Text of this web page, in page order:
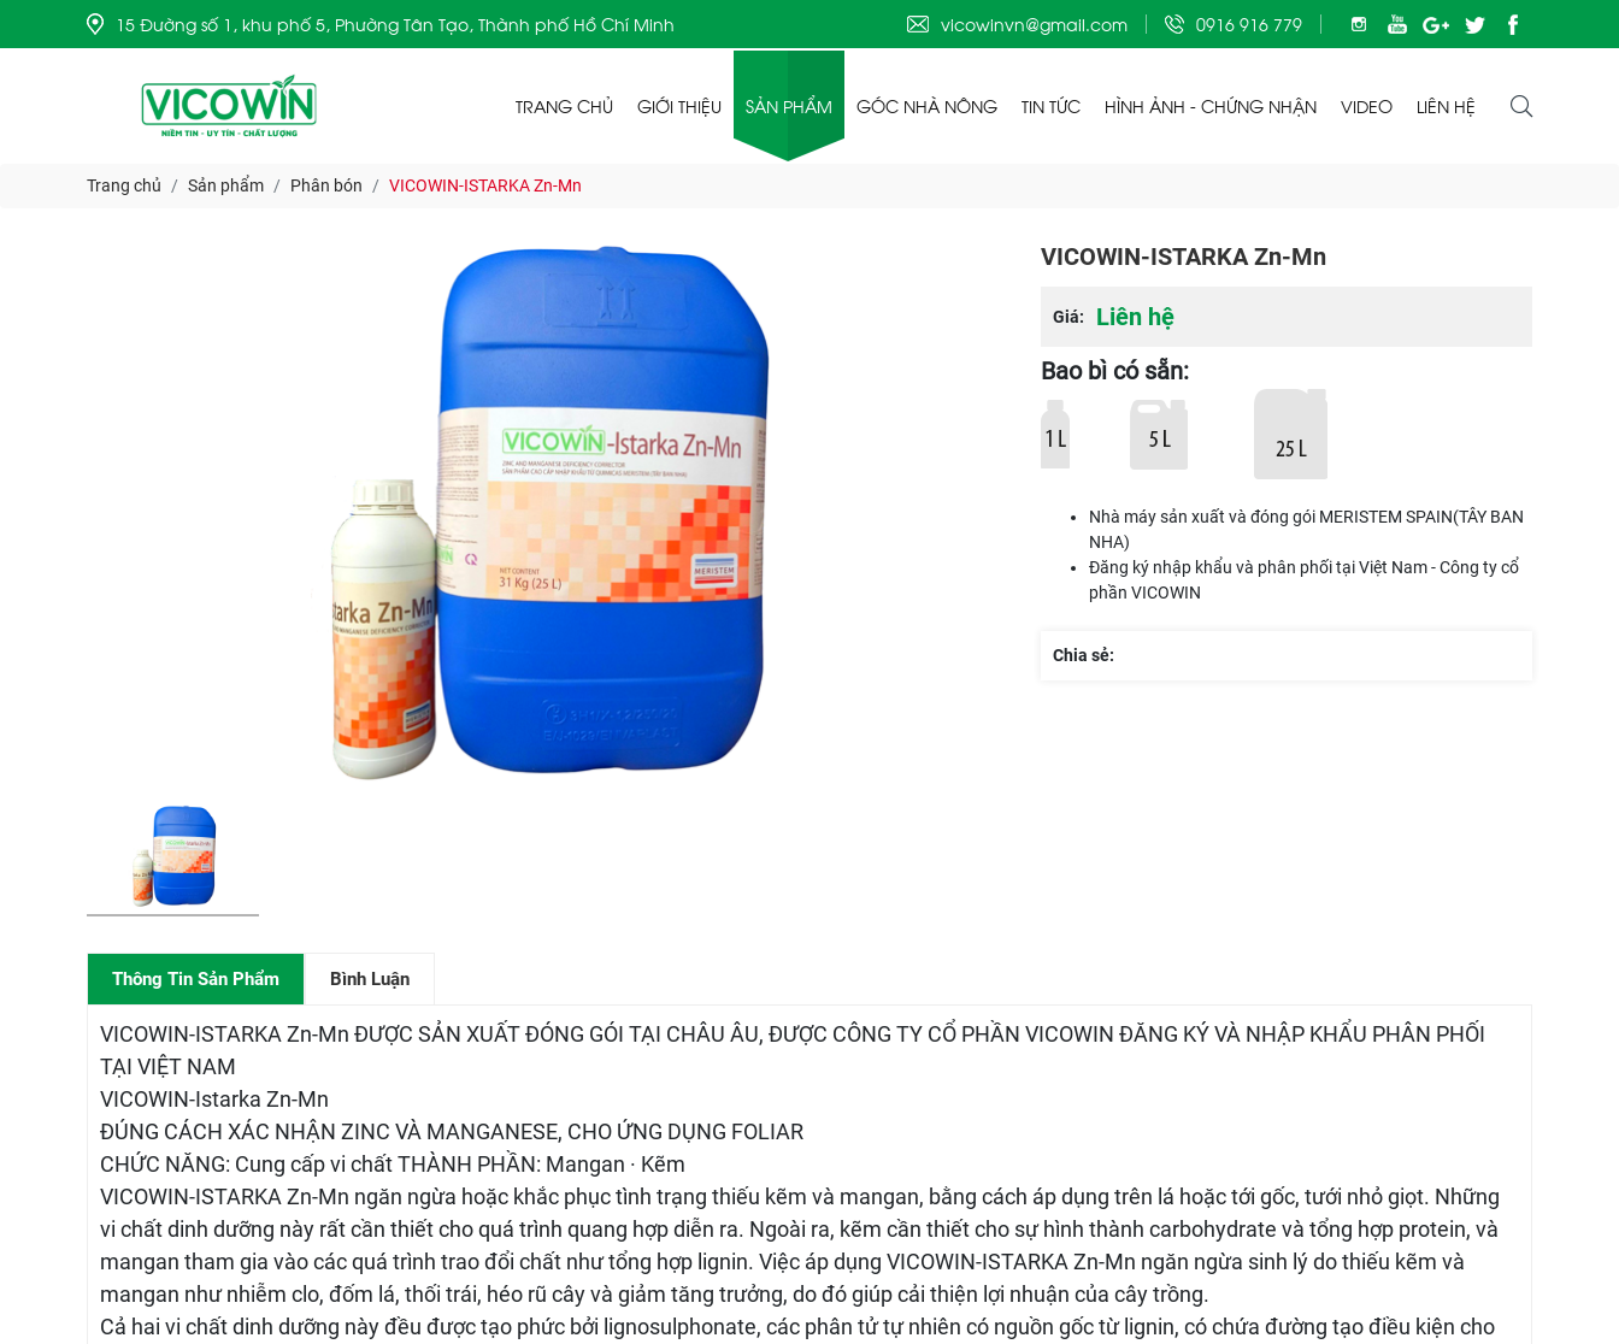
15 Đường số 1, khu phố 5, Phường Tân Tạo, Thành phố Hồ Chí Minh vicowinvn@gmail.com 0916 916 779
TRANG CHỦ GIỚI THIỆU SẢN PHẨM GÓC NHÀ NÔNG TIN TỨC HÌNH ẢNH - CHỨNG NHẬN VIDEO LIÊN HỆ
Trang chủ Sản phẩm Phân bón VICOWIN-ISTARKA Zn-Mn
VICOWIN-ISTARKA Zn-Mn
Giá:
Liên hệ
Bao bì có sẵn:
Nhà máy sản xuất và đóng gói MERISTEM SPAIN(TÂY BAN
NHA)
Đăng ký nhập khẩu và phân phối tại Việt Nam - Công ty cổ
phần VICOWIN
Chia sẻ:
Thông Tin Sản Phẩm Bình Luận
VICOWIN-ISTARKA Zn-Mn ĐƯỢC SẢN XUẤT ĐÓNG GÓI TẠI CHÂU ÂU, ĐƯỢC CÔNG TY CỔ PHẦN VICOWIN ĐĂNG KÝ VÀ NHẬP KHẨU PHÂN PHỐI
TẠI VIỆT NAM
VICOWIN-Istarka Zn-Mn
ĐÚNG CÁCH XÁC NHẬN ZINC VÀ MANGANESE, CHO ỨNG DỤNG FOLIAR
CHỨC NĂNG: Cung cấp vi chất THÀNH PHẦN: Mangan · Kẽm
VICOWIN-ISTARKA Zn-Mn ngăn ngừa hoặc khắc phục tình trạng thiếu kẽm và mangan, bằng cách áp dụng trên lá hoặc tới gốc, tưới nhỏ giọt. Những
vi chất dinh dưỡng này rất cần thiết cho quá trình quang hợp diễn ra. Ngoài ra, kẽm cần thiết cho sự hình thành carbohydrate và tổng hợp protein, và
mangan tham gia vào các quá trình trao đổi chất như tổng hợp lignin. Việc áp dụng VICOWIN-ISTARKA Zn-Mn ngăn ngừa sinh lý do thiếu kẽm và
mangan như nhiễm clo, đốm lá, thối trái, héo rũ cây và giảm tăng trưởng, do đó giúp cải thiện lợi nhuận của cây trồng.
Cả hai vi chất dinh dưỡng này đều được tạo phức bởi lignosulphonate, các phân tử tự nhiên có nguồn gốc từ lignin, có chứa đường tạo điều kiện cho